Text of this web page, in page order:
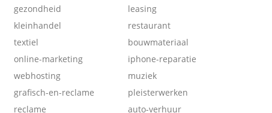
gezondheid
kleinhandel
textiel
online-marketing
webhosting
grafisch-en-reclame
reclame
leasing
restaurant
bouwmateriaal
iphone-reparatie
muziek
pleisterwerken
auto-verhuur